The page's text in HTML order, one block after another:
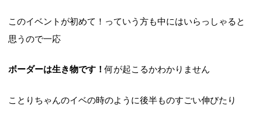
このイベントが初めて！っていう方も中にはいらっしゃると
思うので一応
ボーダーは生き物です！何が起こるかわかりません
ことりちゃんのイベの時のように後半ものすごい伸びたり